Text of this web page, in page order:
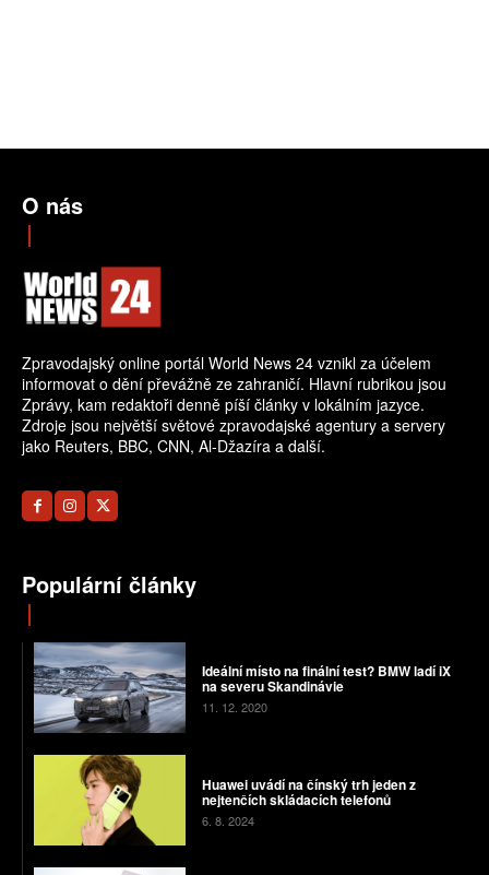
O nás
Zpravodajský online portál World News 24 vznikl za účelem
informovat o dění převážně ze zahraničí. Hlavní rubrikou jsou
Zprávy, kam redaktoři denně píší články v lokálním jazyce.
Zdroje jsou největší světové zpravodajské agentury a servery
jako Reuters, BBC, CNN, Al-Džazíra a další.
Populární články
Ideální místo na finální test? BMW ladí iX
na severu Skandinávie
11. 12. 2020
Huawei uvádí na čínský trh jeden z
nejtenčích skládacích telefonů
6. 8. 2024